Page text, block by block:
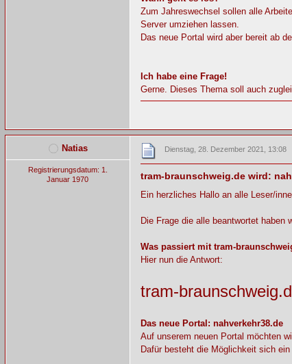
Zum Jahreswechsel sollen alle
Server umziehen lassen.
Das neue Portal wird aber bereit ab
Ich habe eine Frage!
Gerne. Dieses Thema soll auch
Natias
Registrierungsdatum: 1.
Januar 1970
Dienstag, 28. Dezember 2021, 13:08
tram-braunschweig.de wird:
Ein herzliches Hallo an alle Leser/
Die Frage die alle beantwortet haben
Was passiert mit tram-
Hier nun die Antwort:
tram-
Das neue Portal: nahverkehr38.de
Auf unserem neuen Portal möchten
Dafür besteht die Möglichkeit sich